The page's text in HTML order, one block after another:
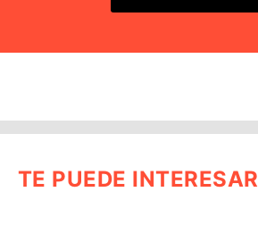
TE PUEDE INTERESAR